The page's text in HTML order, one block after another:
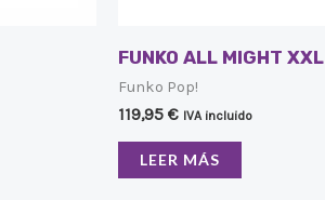
FUNKO ALL MIGHT XXL
Funko Pop!
119,95 € IVA incluido
LEER MÁS